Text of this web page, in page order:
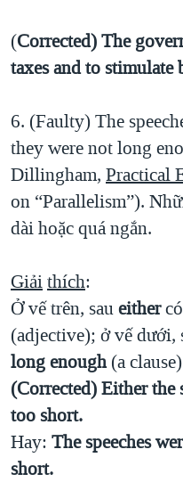
(Corrected) The
taxes and to stimulate
6. (Faulty) The
they were not long
Dillingham, Practical
on “Parallelism”).
dài hoặc quá ngắn.
Giảithích:
Ở vế trên, saueither
(adjective); ở vế dưới,
long enough(a
(Corrected) Either the
too short.
Hay: The speeches
short.